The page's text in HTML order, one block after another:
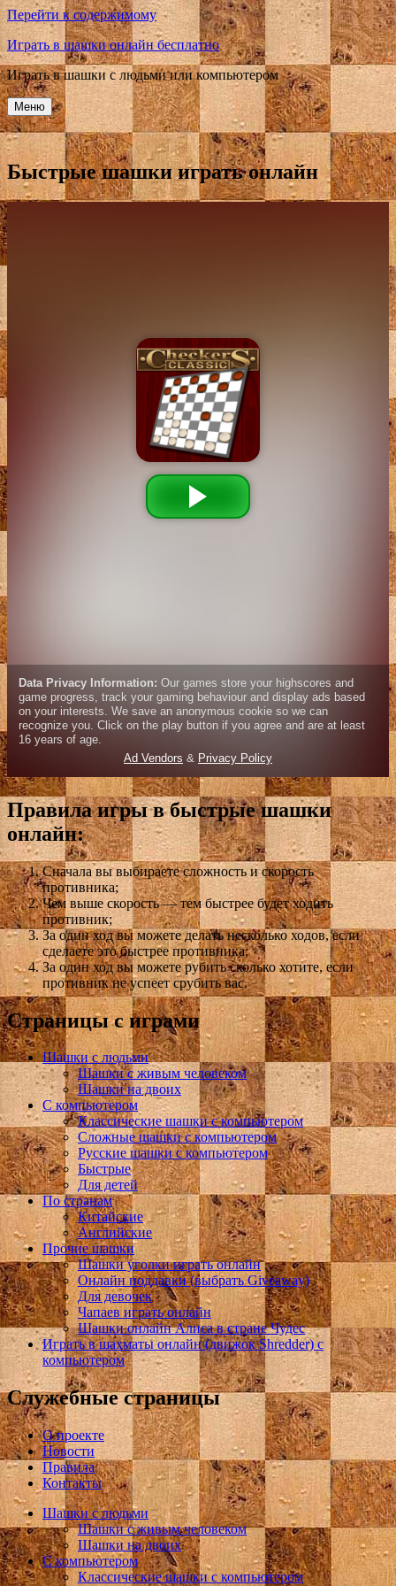
Перейти к содержимому
Играть в шашки онлайн бесплатно
Играть в шашки с людьми или компьютером
Меню
Быстрые шашки играть онлайн
Правила игры в быстрые шашки
онлайн:
Сначала вы выбираете сложность и скорость
противника;
Чем выше скорость — тем быстрее будет ходить
противник;
За один ход вы можете делать несколько ходов, если
сделаете это быстрее противника;
За один ход вы можете рубить сколько хотите, если
противник не успеет срубить вас.
Страницы с играми
Шашки с людьми
Шашки с живым человеком
Шашки на двоих
С компьютером
Классические шашки с компьютером
Сложные шашки с компьютером
Русские шашки с компьютером
Быстрые
Для детей
По странам
Китайские
Английские
Прочие шашки
Шашки уголки играть онлайн
Онлайн поддавки (выбрать Giveaway)
Для девочек
Чапаев играть онлайн
Шашки онлайн Алиса в стране Чудес
Играть в шахматы онлайн (движок Shredder) с
компьютером
Служебные страницы
О проекте
Новости
Правила
Контакты
Шашки с людьми
Шашки с живым человеком
Шашки на двоих
С компьютером
Классические шашки с компьютером